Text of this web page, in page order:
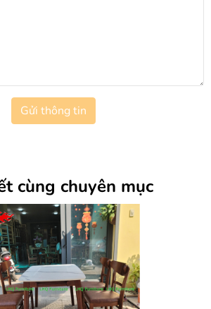
Gửi thông tin
cùng chuyên mục